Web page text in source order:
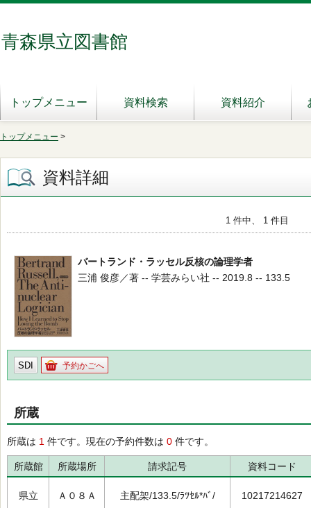
青森県立図書館
トップメニュー 資料検索 資料紹介
トップメニュー >
資料詳細
1 件中、 1 件目
バートランド・ラッセル反核の論理学者
三浦 俊彦／著 -- 学芸みらい社 -- 2019.8 -- 133.5
SDI 予約かごへ
所蔵
所蔵は 1 件です。現在の予約件数は 0 件です。
所蔵館 所蔵場所 請求記号 資料コード
県立 Ａ０８Ａ 主配架/133.5/ﾗﾂｾﾙ*ﾊﾞ/ 10217214627